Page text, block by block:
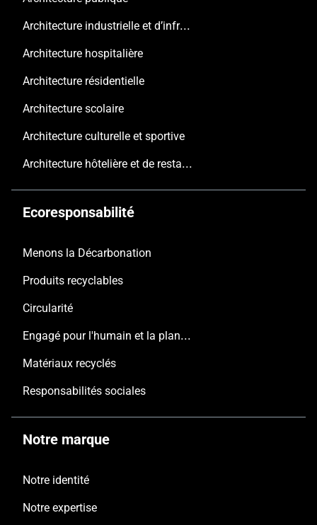
Architecture industrielle et d’infrastructure
Architecture hospitalière
Architecture résidentielle
Architecture scolaire
Architecture culturelle et sportive
Architecture hôtelière et de restauration
Ecoresponsabilité
Menons la Décarbonation
Produits recyclables
Circularité
Engagé pour l'humain et la planète
Matériaux recyclés
Responsabilités sociales
Notre marque
Notre identité
Notre expertise